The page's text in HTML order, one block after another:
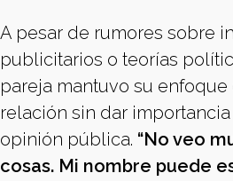
A pesar de rumores sobre
publicitarios o teorías
pareja mantuvo su enfoque
relación sin dar
opinión pública. “No veo
cosas. Mi nombre puede